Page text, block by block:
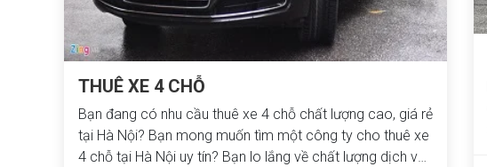
THUÊ XE 4 CHỖ
Bạn đang có nhu cầu thuê xe 4 chỗ chất lượng cao, giá rẻ
tại Hà Nội? Bạn mong muốn tìm một công ty cho thuê xe
4 chỗ tại Hà Nội uy tín? Bạn lo lắng về chất lượng dịch vụ